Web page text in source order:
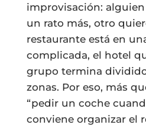
improvisación:
un rato más, otro
restaurante está en
complicada, el hotel
grupo termina
zonas. Por eso, más
“pedir un coche
conviene organizar el